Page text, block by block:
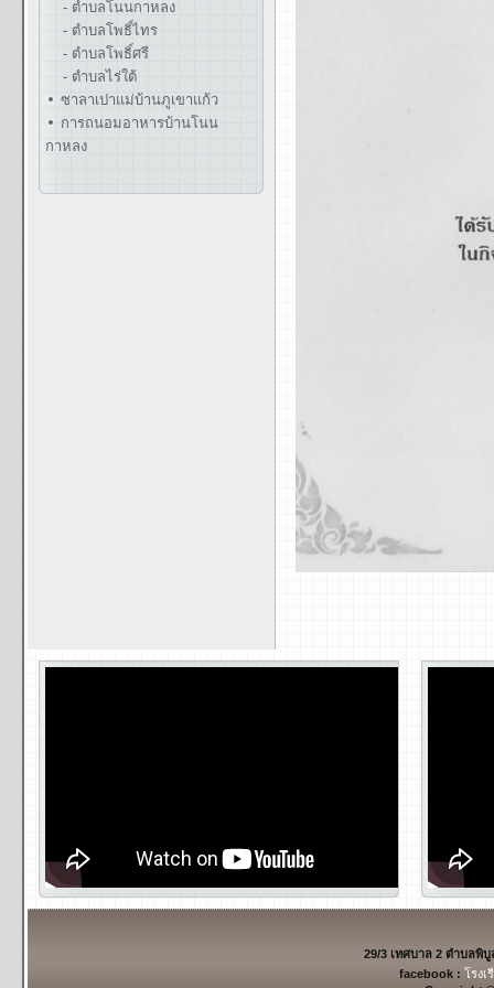
- ตำบลโนนกาหลง
- ตำบลโพธิ์ไทร
- ตำบลโพธิ์ศรี
- ตำบลไร่ใต้
ซาลาเปาแม่บ้านภูเขาแก้ว
การถนอมอาหารบ้านโนน
กาหลง
29/3 เทศบาล 2 ตำบลพิ
facebook : โรงเ